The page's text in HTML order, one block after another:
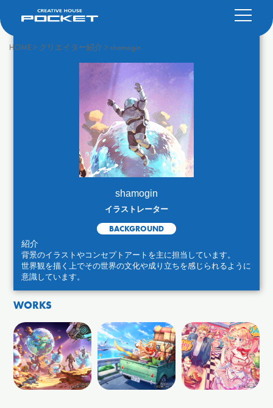
HOME> クリエイター紹介 > shamogin
shamogin
イラストレーター
BACKGROUND
紹介
背景のイラストやコンセプトアートを主に担当しています。
世界観を描く上でその世界の文化や成り立ちを感じられるように
意識しています。
WORKS